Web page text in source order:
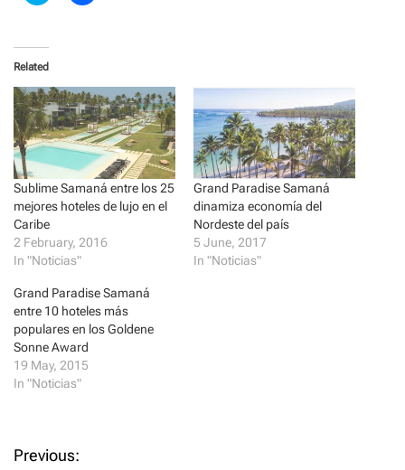
t
o
s
a
r
e
o
n
T
w
t
t
e
r
(
O
p
e
s
i
n
n
e
w
w
n
a
r
e
o
n
F
a
c
e
b
o
k
(
n
s
i
n
Related
Sublime Samaná entre los 25
mejores hoteles de lujo en el
Caribe
2 February, 2016
In "Noticias"
Grand Paradise Samaná
dinamiza economía del
Nordeste del país
5 June, 2017
In "Noticias"
Grand Paradise Samaná
entre 10 hoteles más
populares en los Goldene
Sonne Award
19 May, 2015
In "Noticias"
P
Previous: